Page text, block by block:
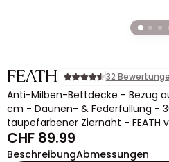
FEATH 32
Anti-Milben-Bettdecke - Bezug
cm - Daunen- & Federfüllung -
taupefarbener Ziernaht - FEATH
CHF 89.99
BeschreibungAbmessungen